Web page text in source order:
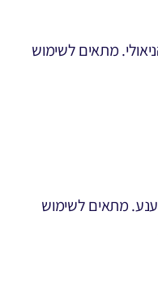
מתאים לשימוש
מתאים לשימוש